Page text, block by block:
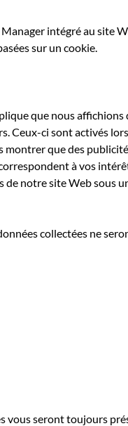
intégré au site
sur un cookie.
que nous affichions
Ceux-ci sont activés
montrer que des
à vos
de notre site Web sous
collectées ne
vous seront toujours